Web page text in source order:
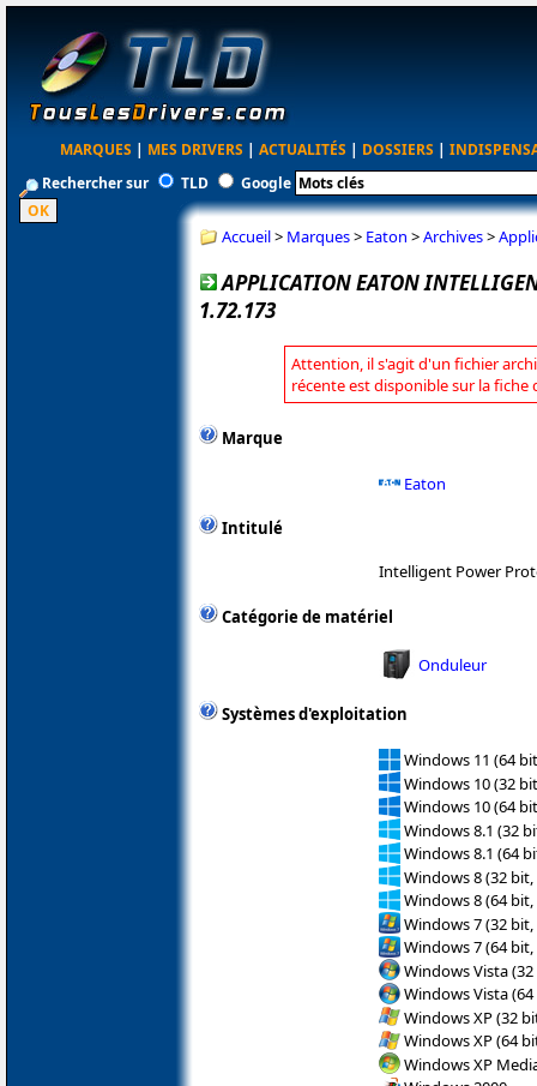
MARQUES | MES DRIVERS | ACTUALITÉS | DOSSIERS |
Rechercher sur
TLD Google
Accueil> Marques> Eaton >Archives>
APPLICATION EATON
1.72.173
Attention, il s'agit d'un fichier
récente est disponible sur la fiche
Marque
Eaton
Intitulé
Intelligent Power
Catégorie de matériel
Onduleur
Systèmes d'exploitation
Windows 11 (64
Windows 10 (32
Windows 10 (64
Windows 8.1 (32
Windows 8.1 (64
Windows 8 (32 bit,
Windows 8 (64 bit,
Windows 7 (32 bit,
Windows 7 (64 bit,
Windows Vista
Windows Vista
Windows XP (32
Windows XP (64
Windows XP